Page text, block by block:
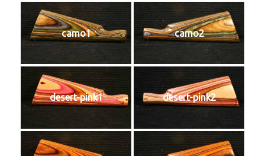
camo1 camo2
desert-pink1 desert-pink2